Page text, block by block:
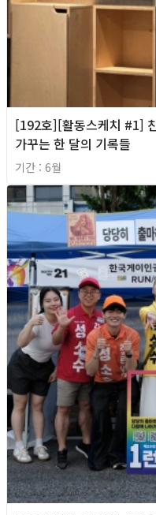
[192호][활동스케치 #1]
가꾸는 한 달의 기록들
기간 : 6월